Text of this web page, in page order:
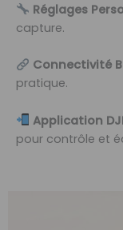
Réglages
capture.
Connectivité
pratique.
Application
pour contrôle et